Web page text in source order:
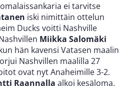
ei tarvitse
iski nimittäin ottelun
Ducks voitti Nashville
Miikka Salomäki
hän kavensi Vatasen maalin
Nashvillen maalilla 27
ovat nyt Anaheimille 3-2.
Raannalla alkoi kesäloma,